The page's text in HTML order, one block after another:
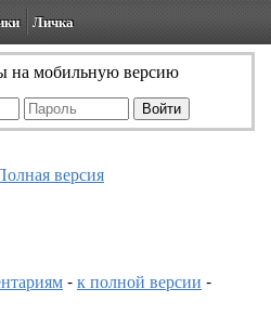
Личка
на мобильную версию
версия
-к полной версии -